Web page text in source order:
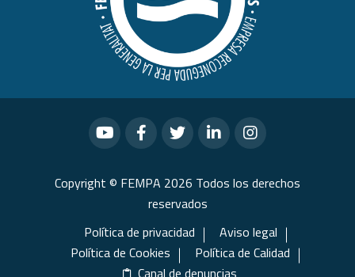
Copyright © FEMPA 2026 Todos los derechos
reservados
Política de privacidad
Aviso legal
Política de Cookies
Política de Calidad
Canal de denuncias